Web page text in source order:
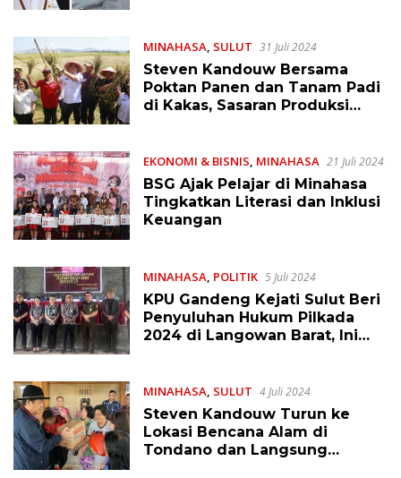
MINAHASA, SULUT 31 Juli 2024
Steven Kandouw Bersama
Poktan Panen dan Tanam Padi
di Kakas, Sasaran Produksi
EKONOMI & BISNIS, MINAHASA 21 Juli 2024
BSG Ajak Pelajar di Minahasa
Tingkatkan Literasi dan Inklusi
Keuangan
MINAHASA, POLITIK 5 Juli 2024
KPU Gandeng Kejati Sulut Beri
Penyuluhan Hukum Pilkada
2024 di Langowan Barat, Ini
MINAHASA, SULUT 4 Juli 2024
Steven Kandouw Turun ke
Lokasi Bencana Alam di
Tondano dan Langsung